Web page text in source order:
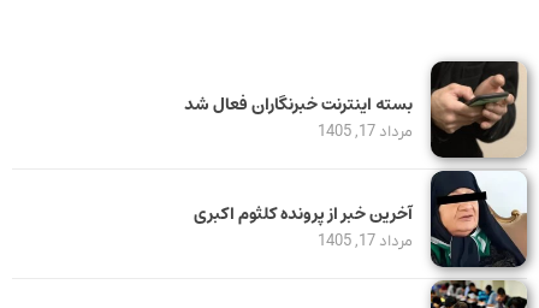
بسته اینترنت خبرنگاران فعال شد
مرداد 17, 1405
آخرین خبر از پرونده کلثوم اکبری
مرداد 17, 1405